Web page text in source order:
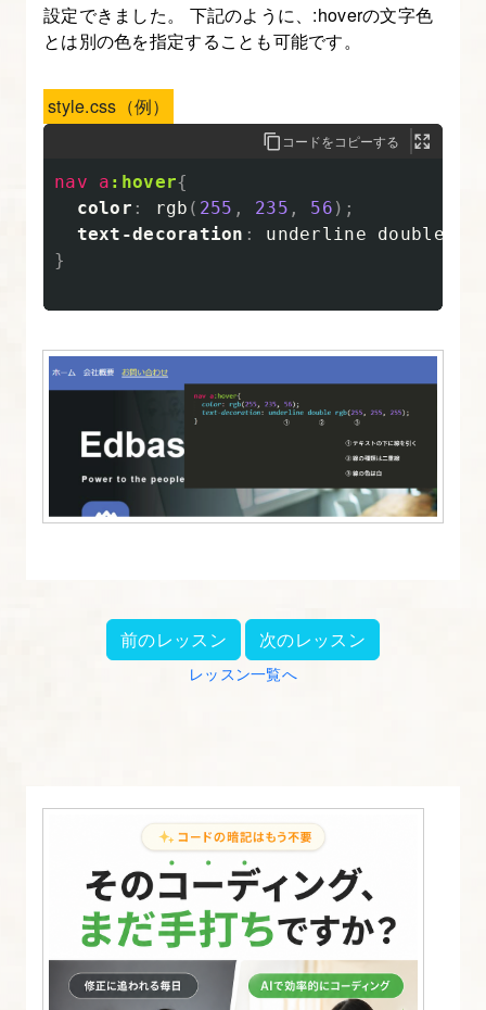
設定できました。 下記のように、:hoverの文字色
とは別の色を指定することも可能です。
style.css（例）
コードをコピーする
nav a :hover{
color : rgb ( 255 , 235 , 56 );
text-decoration : underline double
}
前のレッスン 次のレッスン
レッスン一覧へ